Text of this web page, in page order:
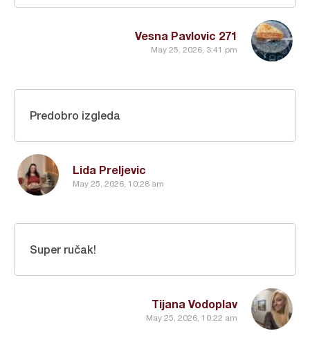
Vesna Pavlovic 271
May 25, 2026, 3:41 pm
Lida Preljevic
May 25, 2026, 10:28 am
Predobro izgleda
Tijana Vodoplav
May 25, 2026, 10:22 am
Super ručak!